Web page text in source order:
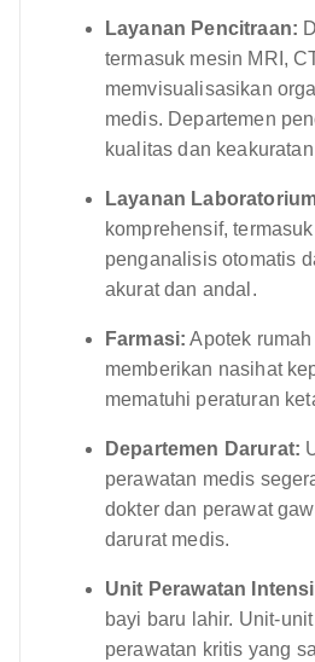
Layanan Pencitraan:
termasuk mesin MRI,
memvisualisasikan
medis. Departemen
kualitas dan
Layanan
komprehensif,
penganalisis otomatis
akurat dan andal.
Farmasi: Apotek
memberikan nasihat
mematuhi peraturan
Departemen Darurat:
perawatan medis
dokter dan perawat
darurat medis.
Unit Perawatan
bayi baru lahir. Unit-
perawatan kritis yang